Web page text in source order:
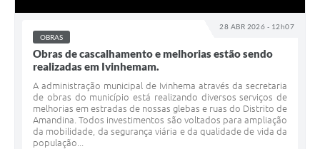
28 ABR 2026 - 12h07
OBRAS
Obras de cascalhamento e melhorias estão sendo
realizadas em Ivinhemam.
A administração municipal de Ivinhema através da secretaria
de obras do município está realizando diversos serviços de
melhorias em estradas de nossas glebas e ruas do Distrito de
Amandina. Todos investimentos são voltados para ampliação
da mobilidade, da segurança viária e da qualidade de vida da
população...